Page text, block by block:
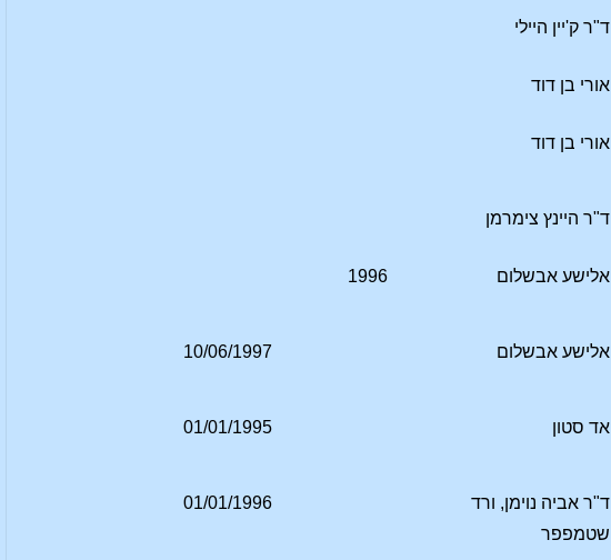
ד"ר ק'יין היילי
אורי בן דוד
אורי בן דוד
ד"ר היינץ צימרמן
אלישע אבשלום 1996
אלישע אבשלום 10/06/1997
אד סטון 01/01/1995
ד"ר אביה נוימן, ורד
שטמפפר
01/01/1996